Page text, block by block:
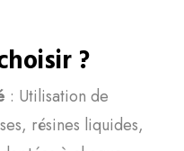
?
: Utilisation de
résines liquides,